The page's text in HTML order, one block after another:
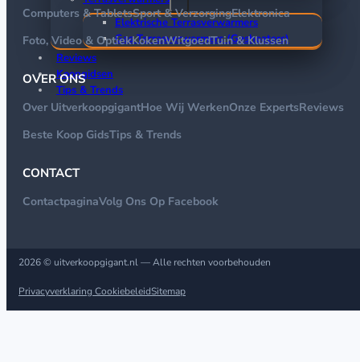
Elektrische Terrasverwarmers
Gas Terrasverwarmers (Gasheaters)
Reviews
Koopgidsen
Tips & Trends
Computers & TabletsSport & VerzorgingElektronica
Foto, Video & OptiekKokenWitgoedTuin & Klussen
OVER ONS
Over UitverkoopgigantHoe Wij WerkenOnze ExpertsReviews
Beste Koop GidsTips & Trends
CONTACT
ContactpaginaVolg Ons Op Facebook
2026 © uitverkoopgigant.nl — Alle rechten voorbehouden
Privacyverklaring CookiebeleidSitemap